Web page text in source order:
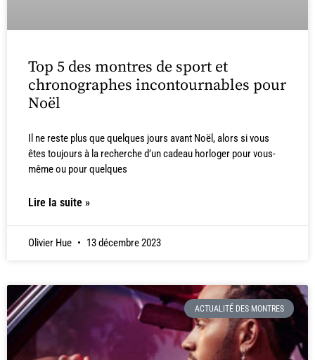
Top 5 des montres de sport et
chronographes incontournables pour
Noël
Il ne reste plus que quelques jours avant Noël, alors si vous
êtes toujours à la recherche d’un cadeau horloger pour vous-
même ou pour quelques
Lire la suite »
Olivier Hue 13 décembre 2023
ACTUALITÉ DES MONTRES